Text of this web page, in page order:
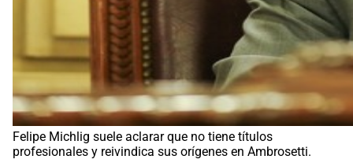
Felipe Michlig suele aclarar que no tiene títulos
profesionales y reivindica sus orígenes en Ambrosetti.